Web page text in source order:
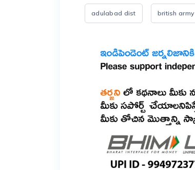
adulabad dist british army